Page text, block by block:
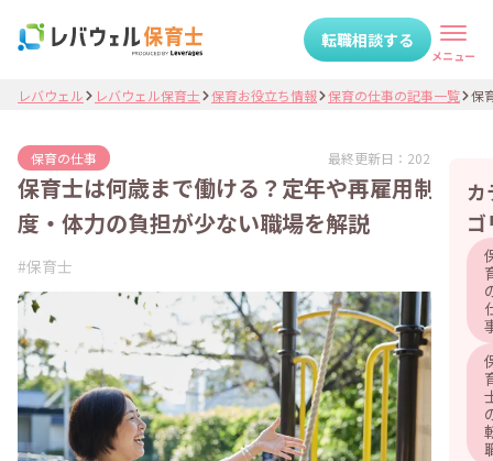
転職相談する
メニュー
カ
ゴ
レバウェル レバウェル保育士 保育お役立ち情報 保育の仕事の記事一覧 保
保育の仕事 最終更新日： 2026.06.11
保育士は何歳まで働ける？定年や再雇用制
度・体力の負担が少ない職場を解説
#保育士